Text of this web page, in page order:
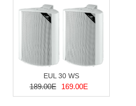
EUL 30 WS
189.00E 169.00E